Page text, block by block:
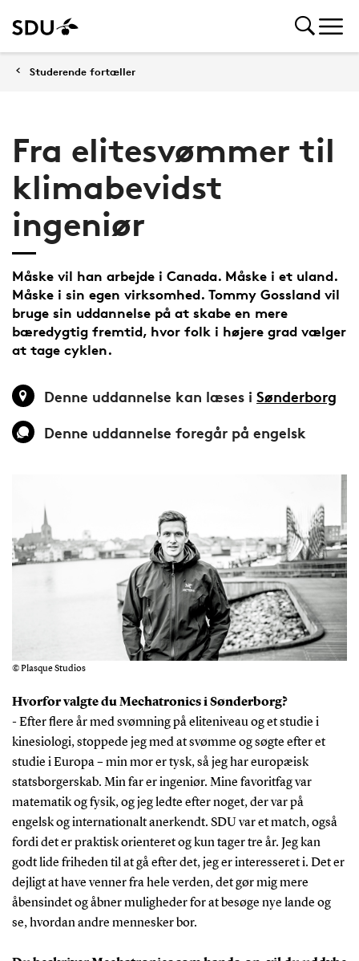
Studerende fortæller
Fra elitesvømmer til
klimabevidst
ingeniør
Måske vil han arbejde i Canada. Måske i et uland.
Måske i sin egen virksomhed. Tommy Gossland vil
bruge sin uddannelse på at skabe en mere
bæredygtig fremtid, hvor folk i højere grad vælger
at tage cyklen.
Denne uddannelse kan læses i Sønderborg
Denne uddannelse foregår på engelsk
© Plasque Studios
Hvorfor valgte du Mechatronics i Sønderborg?
- Efter flere år med svømning på eliteniveau og et studie i
kinesiologi, stoppede jeg med at svømme og søgte efter et
studie i Europa – min mor er tysk, så jeg har europæisk
statsborgerskab. Min far er ingeniør. Mine favoritfag var
matematik og fysik, og jeg ledte efter noget, der var på
engelsk og internationalt anerkendt. SDU var et match, også
fordi det er praktisk orienteret og kun tager tre år. Jeg kan
godt lide friheden til at gå efter det, jeg er interesseret i. Det er
dejligt at have venner fra hele verden, det gør mig mere
åbensindet og åbner muligheder for at besøge nye lande og
se, hvordan andre mennesker bor.